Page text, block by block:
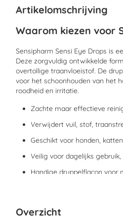
van
afbeeldingen-
Artikelomschrijving
Waarom kiezen voor
Sensipharm Sensi Eye Drops is
Deze zorgvuldig ontwikkelde
overtollige traanvloeistof. De
voor het schoonhouden van het
roodheid en irritatie.
Zachte maar effectieve
Verwijdert vuil, stof,
Geschikt voor honden,
Veilig voor dagelijks
Handige druppelflacon voor
Overzicht